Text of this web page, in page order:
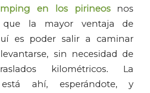
en los pirineosnos
que la mayor ventaja de
es poder salir a caminar
sin necesidad de
kilométricos. La
ahí, esperándote, y